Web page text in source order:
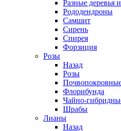
Разные деревья
Рододендроны
Самшит
Сирень
Спирея
Форзиция
Розы
Назад
Розы
Флорибунда
Чайно-
Шрабы
Лианы
Назад